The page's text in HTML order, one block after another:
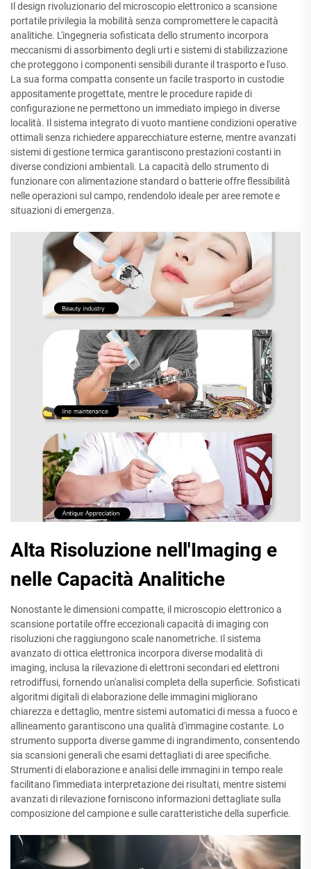
Il design rivoluzionario del microscopio elettronico a scansione
portatile privilegia la mobilità senza compromettere le capacità
analitiche. L'ingegneria sofisticata dello strumento incorpora
meccanismi di assorbimento degli urti e sistemi di stabilizzazione
che proteggono i componenti sensibili durante il trasporto e l'uso.
La sua forma compatta consente un facile trasporto in custodie
appositamente progettate, mentre le procedure rapide di
configurazione ne permettono un immediato impiego in diverse
località. Il sistema integrato di vuoto mantiene condizioni operative
ottimali senza richiedere apparecchiature esterne, mentre avanzati
sistemi di gestione termica garantiscono prestazioni costanti in
diverse condizioni ambientali. La capacità dello strumento di
funzionare con alimentazione standard o batterie offre flessibilità
nelle operazioni sul campo, rendendolo ideale per aree remote e
situazioni di emergenza.
Alta Risoluzione nell'Imaging e
nelle Capacità Analitiche
Nonostante le dimensioni compatte, il microscopio elettronico a
scansione portatile offre eccezionali capacità di imaging con
risoluzioni che raggiungono scale nanometriche. Il sistema
avanzato di ottica elettronica incorpora diverse modalità di
imaging, inclusa la rilevazione di elettroni secondari ed elettroni
retrodiffusi, fornendo un'analisi completa della superficie. Sofisticati
algoritmi digitali di elaborazione delle immagini migliorano
chiarezza e dettaglio, mentre sistemi automatici di messa a fuoco e
allineamento garantiscono una qualità d'immagine costante. Lo
strumento supporta diverse gamme di ingrandimento, consentendo
sia scansioni generali che esami dettagliati di aree specifiche.
Strumenti di elaborazione e analisi delle immagini in tempo reale
facilitano l'immediata interpretazione dei risultati, mentre sistemi
avanzati di rilevazione forniscono informazioni dettagliate sulla
composizione del campione e sulle caratteristiche della superficie.